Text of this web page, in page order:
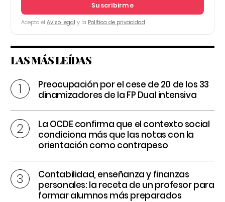
Suscribirme
Acepto el Aviso legal y la Política de privacidad
LAS MÁS LEÍDAS
Preocupación por el cese de 20 de los 33
dinamizadores de la FP Dual intensiva
La OCDE confirma que el contexto social
condiciona más que las notas con la
orientación como contrapeso
Contabilidad, enseñanza y finanzas
personales: la receta de un profesor para
formar alumnos más preparados